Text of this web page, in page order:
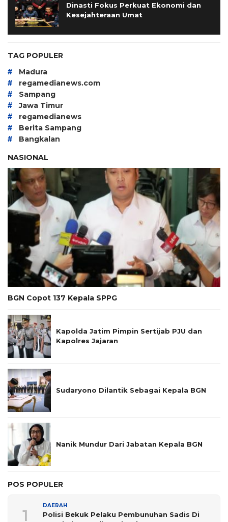
Dinasti Fokus Perkuat Ekonomi dan
Kesejahteraan Umat
TAG POPULER
# Madura
# regamedianews.com
# Sampang
# Jawa Timur
# regamedianews
# Berita Sampang
#
Bangkalan
NASIONAL
BGN Copot 137 Kepala SPPG
Kapolda Jatim Pimpin Sertijab PJU dan
Kapolres Jajaran
Sudaryono Dilantik Sebagai Kepala BGN
Nanik Mundur Dari Jabatan Kepala BGN
POS POPULER
1
DAERAH
Polisi Bekuk Pelaku Pembunuhan Sadis Di